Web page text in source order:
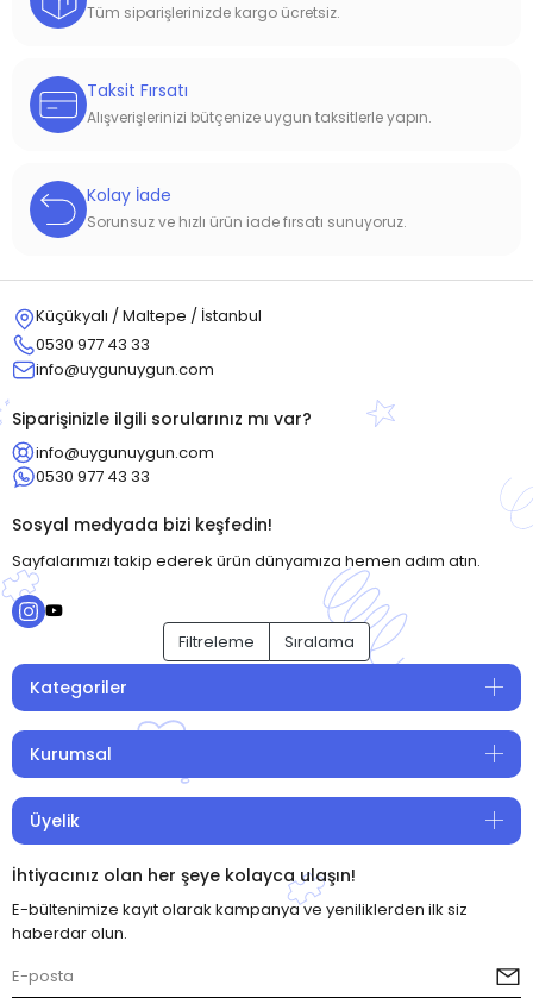
Filtreleme Sıralama
Tüm siparişlerinizde kargo ücretsiz.
Taksit Fırsatı
Alışverişlerinizi bütçenize uygun taksitlerle yapın.
Kolay İade
Sorunsuz ve hızlı ürün iade fırsatı sunuyoruz.
Kategoriler
Kurumsal
Üyelik
İhtiyacınız olan her şeye kolayca ulaşın!
E-bültenimize kayıt olarak kampanya ve yeniliklerden ilk siz
haberdar olun.
Küçükyalı / Maltepe / İstanbul
0530 977 43 33
info@uygunuygun.com
Siparişinizle ilgili sorularınız mı var?
info@uygunuygun.com
0530 977 43 33
Sosyal medyada bizi keşfedin!
Sayfalarımızı takip ederek ürün dünyamıza hemen adım atın.